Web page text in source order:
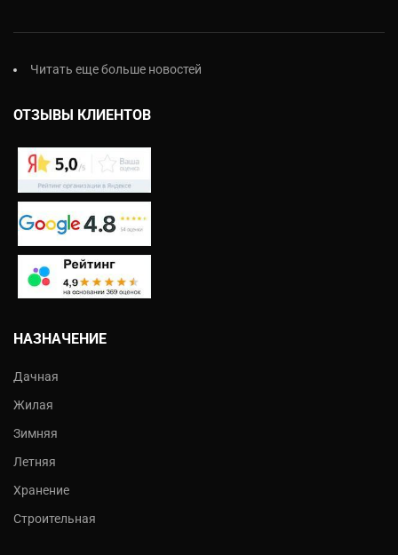
Читать еще больше новостей
ОТЗЫВЫ КЛИЕНТОВ
НАЗНАЧЕНИЕ
Дачная
Жилая
Зимняя
Летняя
Хранение
Строительная